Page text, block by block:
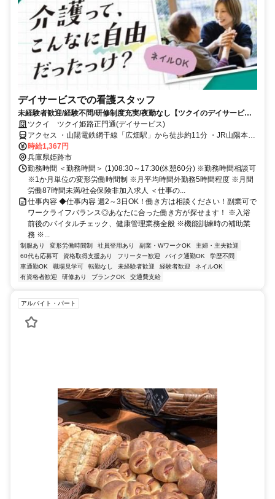
デイサービスでの看護スタッフ
未経験者歓迎/経験不問/研修制度充実/夜勤なし【ツクイのデイサービス/
看護スタッフ求人】
ツクイ ツクイ姫路正門通(デイサービス)
アクセス ・山陽電鉄網干線「広畑駅」から徒歩約11分 ・JR山陽本線
「網干駅」/JR各線「姫路駅」から神姫バス乗車、「広畑市民センタ
ー前」下車徒歩約1分
時給1,367円
兵庫県姫路市
勤務時間 ＜勤務時間＞ (1)08:30～17:30(休憩60分) ※勤務時間相談可
※1か月単位の変形労働時間制 ※月平均時間外勤務5時間程度 ※月間
労働87時間未満/社会保険非加入求人 ＜仕事の...
仕事内容 ◆仕事内容 週2～3日OK！働き方は相談ください！副業可で
ワークライフバランス◎あなたに合った働き方が探せます！ ※入浴
前後のバイタルチェック、健康管理業務全般 ※機能訓練時の補助業
務 ※...
制服あり 変形労働時間制 社員登用あり 副業・WワークOK
主婦・主夫歓迎
60代も応募可
資格取得支援あり フリーター歓迎 バイク通勤OK
学歴不問
車通勤OK
職場見学可 転勤なし 未経験者歓迎 経験者歓迎
ネイルOK
有資格者歓迎
研修あり ブランクOK 交通費支給
アルバイト・パート